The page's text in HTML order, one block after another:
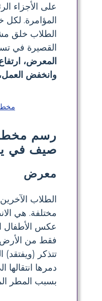
على الأجزاء
المؤامرة.
الطلاب خلق
القصيرة في
المعرض،
وانخفض العمل،
رسم
صيف في
معرض
الطلاب
مختلفة. هي
عكس الأطفال
فقط من الأرض
تتذكر
دمرها
بسبب المطر